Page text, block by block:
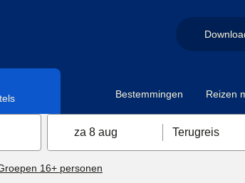
Bestemmingen Reizen
za 8 aug Terugreis
16+ personen